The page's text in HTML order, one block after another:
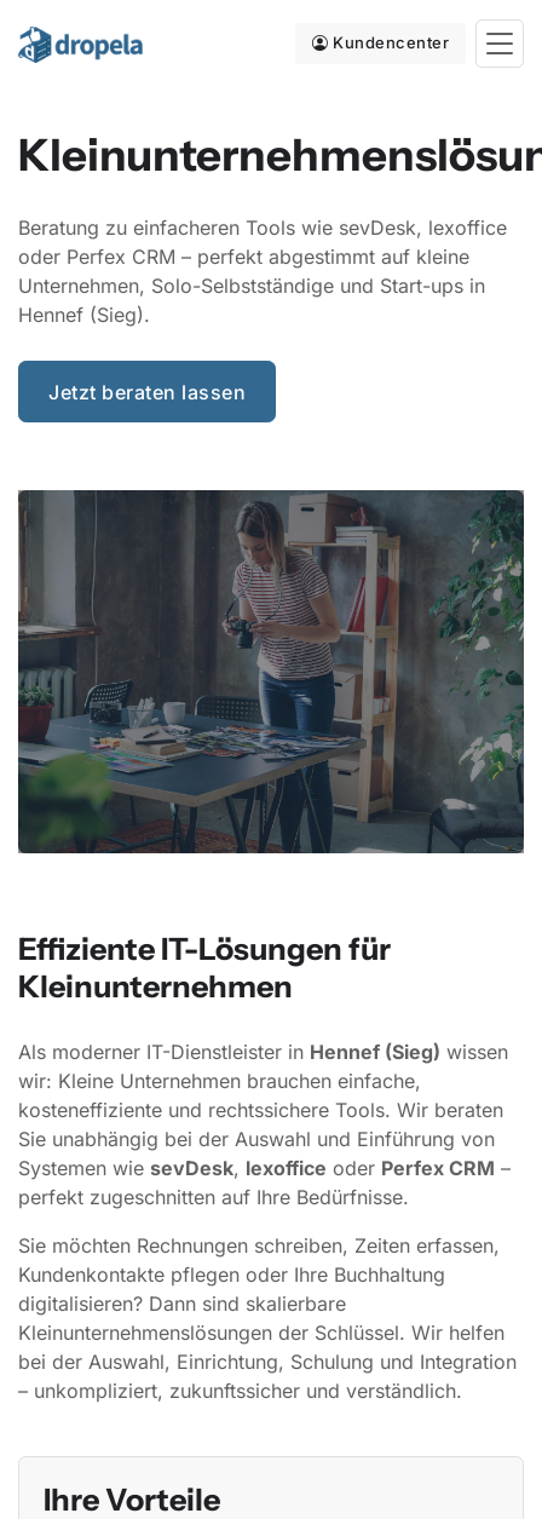
Kundencenter
Beratung zu einfacheren Tools wie sevDesk, lexoffice
oder Perfex CRM – perfekt abgestimmt auf kleine
Unternehmen, Solo-Selbstständige und Start-ups in
Hennef (Sieg).
Jetzt beraten lassen
Effiziente IT-Lösungen für
Kleinunternehmen
Als moderner IT-Dienstleister in Hennef (Sieg) wissen
wir: Kleine Unternehmen brauchen einfache,
kosteneffiziente und rechtssichere Tools. Wir beraten
Sie unabhängig bei der Auswahl und Einführung von
Systemen wie sevDesk, lexoffice oder Perfex CRM –
perfekt zugeschnitten auf Ihre Bedürfnisse.
Sie möchten Rechnungen schreiben, Zeiten erfassen,
Kundenkontakte pflegen oder Ihre Buchhaltung
digitalisieren? Dann sind skalierbare
Kleinunternehmenslösungen der Schlüssel. Wir helfen
bei der Auswahl, Einrichtung, Schulung und Integration
– unkompliziert, zukunftssicher und verständlich.
Ihre Vorteile